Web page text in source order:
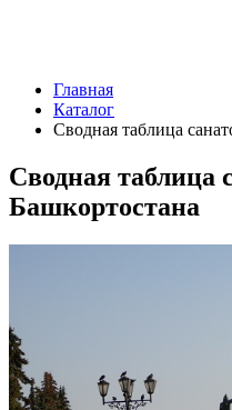
Главная
Каталог
Сводная таблица
Сводная таблица
Башкортостана